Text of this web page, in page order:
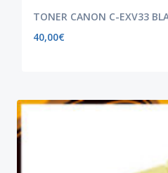
TONER CANON C-EXV33
40,00€